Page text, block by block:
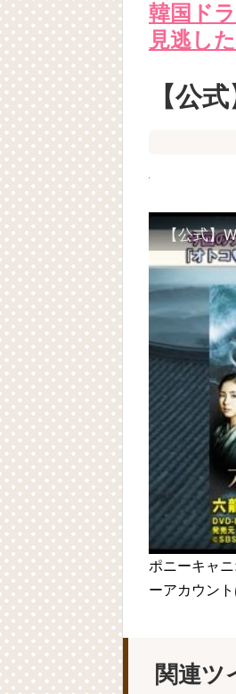
韓国ド
見逃し
【公
【公式】
ポニーキャ
ーアカウント
関連ツ